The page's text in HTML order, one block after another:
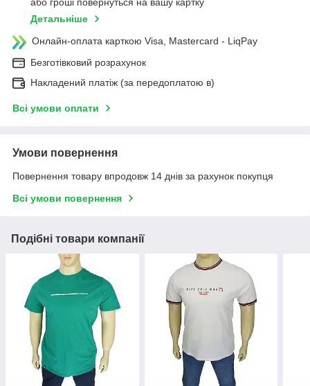
або гроші повернуться на вашу картку
Детальніше
Онлайн-оплата карткою Visa, Mastercard - LiqPay
Безготівковий розрахунок
Накладений платіж (за передоплатою в)
Всі умови оплати
Умови повернення
Повернення товару впродовж 14 днів за рахунок покупця
Всі умови повернення
Подібні товари компанії